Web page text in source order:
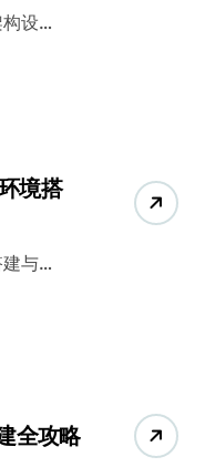
构设…
境搭
建与…
全攻略